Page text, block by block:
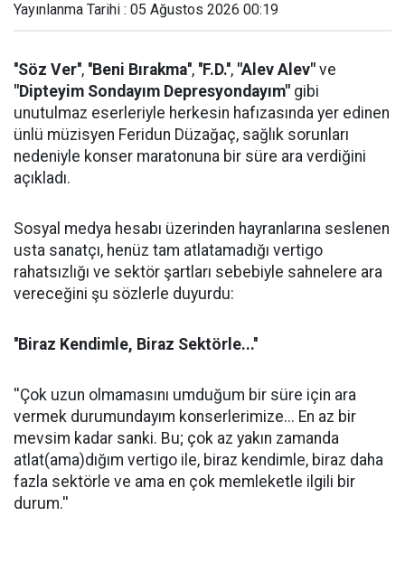
Yayınlanma Tarihi : 05 Ağustos 2026 00:19
''Söz Ver'', ''Beni Bırakma'', ''F.D.'', "Alev Alev" ve
"Dipteyim Sondayım Depresyondayım" gibi
unutulmaz eserleriyle herkesin hafızasında yer edinen
ünlü müzisyen Feridun Düzağaç, sağlık sorunları
nedeniyle konser maratonuna bir süre ara verdiğini
açıkladı.
Sosyal medya hesabı üzerinden hayranlarına seslenen
usta sanatçı, henüz tam atlatamadığı vertigo
rahatsızlığı ve sektör şartları sebebiyle sahnelere ara
vereceğini şu sözlerle duyurdu:
''Biraz Kendimle, Biraz Sektörle...''
''Çok uzun olmamasını umduğum bir süre için ara
vermek durumundayım konserlerimize... En az bir
mevsim kadar sanki. Bu; çok az yakın zamanda
atlat(ama)dığım vertigo ile, biraz kendimle, biraz daha
fazla sektörle ve ama en çok memleketle ilgili bir
durum.''